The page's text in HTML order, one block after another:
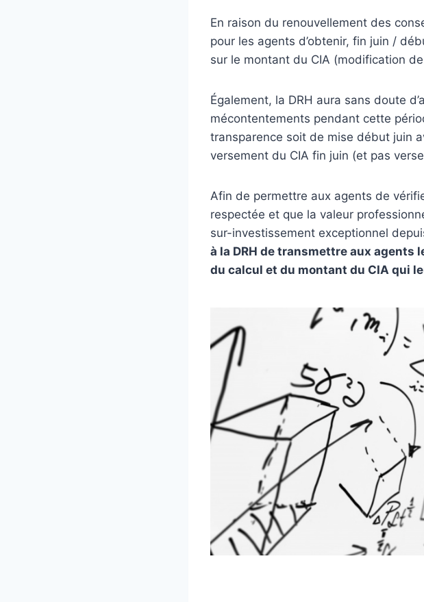
En raison du renouvellement des
pour les agents d’obtenir, fin juin /
sur le montant du CIA (modification
Également, la DRH aura sans doute
mécontentements pendant cette
transparence soit de mise début juin
versement du CIA fin juin (et pas
Afin de permettre aux agents de
respectée et que la valeur
sur-investissement exceptionnel
à la DRH de transmettre aux
du calcul et du montant du CIA qui